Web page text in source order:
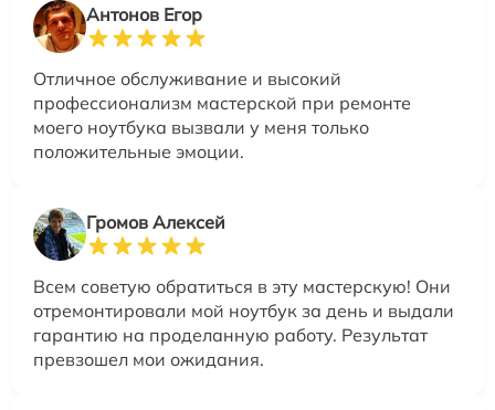
Антонов Егор
Отличное обслуживание и высокий
профессионализм мастерской при ремонте
моего ноутбука вызвали у меня только
положительные эмоции.
Громов Алексей
Всем советую обратиться в эту мастерскую! Они
отремонтировали мой ноутбук за день и выдали
гарантию на проделанную работу. Результат
превзошел мои ожидания.